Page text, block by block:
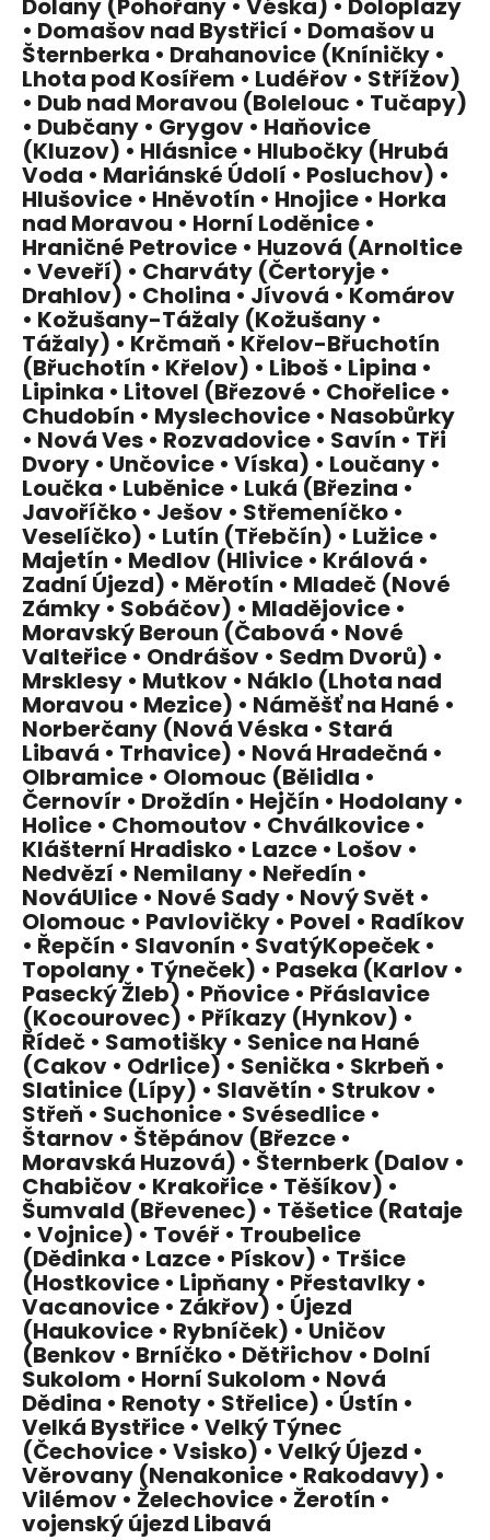
• Domašov nad Bystřicí • Domašov u
Šternberka • Drahanovice (Kníničky •
Lhota pod Kosířem • Ludéřov • Střížov)
• Dub nad Moravou (Bolelouc • Tučapy)
• Dubčany • Grygov • Haňovice
(Kluzov) • Hlásnice • Hlubočky (Hrubá
Voda • Mariánské Údolí • Posluchov) •
Hlušovice • Hněvotín • Hnojice • Horka
nad Moravou • Horní Loděnice •
Hraničné Petrovice • Huzová (Arnoltice
• Veveří) • Charváty (Čertoryje •
Drahlov) • Cholina • Jívová • Komárov
• Kožušany-Tážaly (Kožušany •
Tážaly) • Krčmaň • Křelov-Břuchotín
(Břuchotín • Křelov) • Liboš • Lipina •
Lipinka • Litovel (Březové • Chořelice •
Chudobín • Myslechovice • Nasobůrky
• Nová Ves • Rozvadovice • Savín • Tři
Dvory • Unčovice • Víska) • Loučany •
Loučka • Luběnice • Luká (Březina •
Javoříčko • Ješov • Střemeníčko •
Veselíčko) • Lutín (Třebčín) • Lužice •
Majetín • Medlov (Hlivice • Králová •
Zadní Újezd) • Měrotín • Mladeč (Nové
Zámky • Sobáčov) • Mladějovice •
Moravský Beroun (Čabová • Nové
Valteřice • Ondrášov • Sedm Dvorů) •
Mrsklesy • Mutkov • Náklo (Lhota nad
Moravou • Mezice) • Náměšť na Hané •
Norberčany (Nová Véska • Stará
Libavá • Trhavice) • Nová Hradečná •
Olbramice • Olomouc (Bělidla •
Černovír • Droždín • Hejčín • Hodolany •
Holice • Chomoutov • Chválkovice •
Klášterní Hradisko • Lazce • Lošov •
Nedvězí • Nemilany • Neředín •
NováUlice • Nové Sady • Nový Svět •
Olomouc • Pavlovičky • Povel • Radíkov
• Řepčín • Slavonín • SvatýKopeček •
Topolany • Týneček) • Paseka (Karlov •
Pasecký Žleb) • Pňovice • Přáslavice
(Kocourovec) • Příkazy (Hynkov) •
Řídeč • Samotišky • Senice na Hané
(Cakov • Odrlice) • Senička • Skrbeň •
Slatinice (Lípy) • Slavětín • Strukov •
Střeň • Suchonice • Svésedlice •
Štarnov • Štěpánov (Březce •
Moravská Huzová) • Šternberk (Dalov •
Chabičov • Krakořice • Těšíkov) •
Šumvald (Břevenec) • Těšetice (Rataje
• Vojnice) • Tovéř • Troubelice
(Dědinka • Lazce • Pískov) • Tršice
(Hostkovice • Lipňany • Přestavlky •
Vacanovice • Zákřov) • Újezd
(Haukovice • Rybníček) • Uničov
(Benkov • Brníčko • Dětřichov • Dolní
Sukolom • Horní Sukolom • Nová
Dědina • Renoty • Střelice) • Ústín •
Velká Bystřice • Velký Týnec
(Čechovice • Vsisko) • Velký Újezd •
Věrovany (Nenakonice • Rakodavy) •
Vilémov • Želechovice • Žerotín •
vojenský újezd Libavá